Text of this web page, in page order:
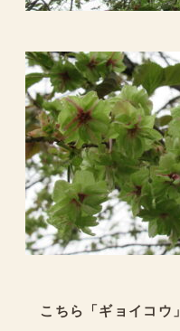
こちら「ギョイコウ